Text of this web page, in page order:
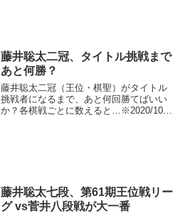
藤井聡太二冠、タイトル挑戦まで
あと何勝？
藤井聡太二冠（王位・棋聖）がタイトル
挑戦者になるまで、あと何回勝てばいい
か？各棋戦ごとに数えると…※2020/10/5
藤井聡太七段、第61期王位戦リー
グ vs菅井八段戦が大一番